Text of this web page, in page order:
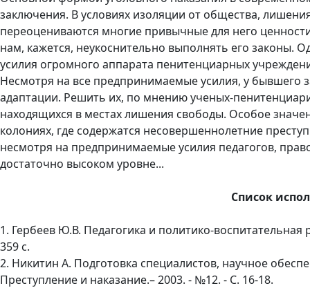
заключения. В условиях изоляции от общества,
переоцениваются многие привычные для него
нам, кажется, неукоснительно выполнять его законы.
усилия огромного аппарата пенитенциарных
Несмотря на все предпринимаемые усилия, у
адаптации. Решить их, по мнению ученых-
находящихся в местах лишения свободы. Особое
колониях, где содержатся несовершеннолетние
несмотря на предпринимаемые усилия педагогов,
достаточно высоком уровне...
Список
1. Гербеев Ю.В. Педагогика и политико-
359 с.
2. Никитин А. Подготовка специалистов, научное
Преступление и наказание.– 2003. - №12. - С. 16-18.